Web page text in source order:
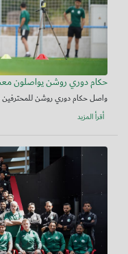
حكام دوري روشن يواصلون
واصل حكام دوري روشن للمحترفين
أقرأ المزيد